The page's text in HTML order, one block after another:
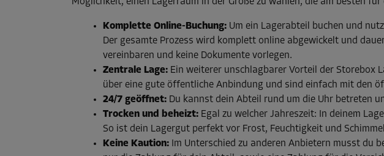
Möglichkeit, einen Lagerraum in der Größe zu wählen, die am besten
Komplette Online-Buchung: Um ein Lagerabteil buchen und
Der gesamte Prozess wird komplett online abgewickelt und
vereinbaren und keine Dokumente vorlegen.
Zentrale Lage: Ein weiterer unschlagbarer Vorteil der Storebox
über eine gute öffentliche Anbindung und sind einfach mit den
24/7 geöffnet: Du kannst dein Abteil rund um die Uhr betreten
Trocken und beheizt: Egal zu welcher Jahreszeit: In deinem
So ist dein Lagergut perfekt vor Frost, Feuchtigkeit und
Keine Kaution: Im Unterschied zu anderen Anbietern musst du